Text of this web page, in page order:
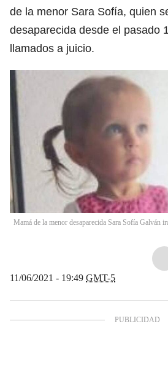
de la menor Sara Sofía, quien
desaparecida desde el pasado
llamados a juicio.
Mamá de la menor desaparecida Sara Sofía Galván
11/06/2021 - 19:49 GMT-5